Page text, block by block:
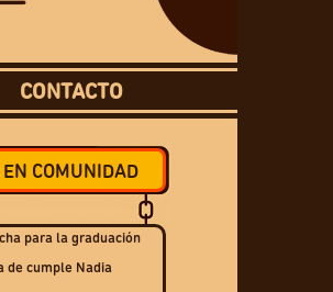
CONTACTO
COMUNIDAD
para la graduación
de cumple Nadia